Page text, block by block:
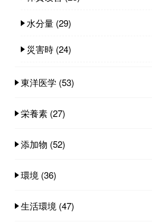
水分量 (29)
災害時 (24)
東洋医学 (53)
栄養素 (27)
添加物 (52)
環境 (36)
生活環境 (47)